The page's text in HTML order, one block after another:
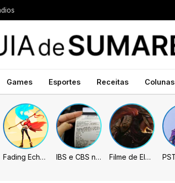
Games Esportes Receitas Colunas
Fading Echo – Review IBS e CBS necessitarão constar nas notas fiscais com início desta 2ª. Entenda Filme de Elden Ring tem gravações concluídas, mas ainda fica longe do lançamento